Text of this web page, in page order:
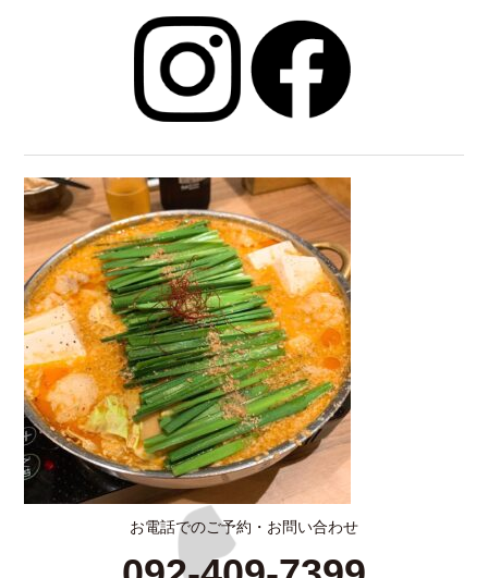
お電話でのご予約・お問い合わせ